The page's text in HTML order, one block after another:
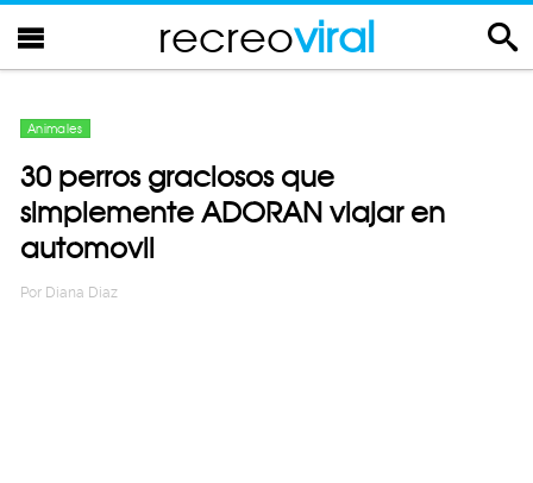
recreoviral
Animales
30 perros graciosos que
simplemente ADORAN viajar en
automovil
Por Diana Diaz